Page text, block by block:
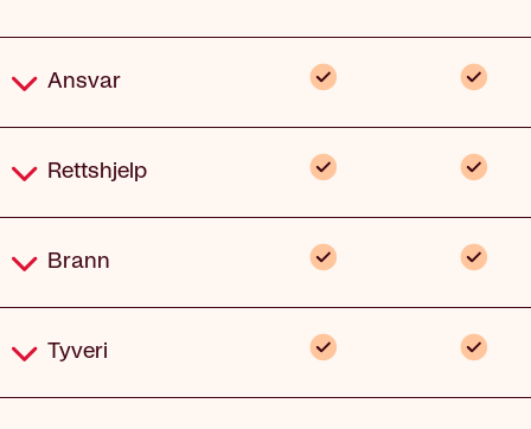
Ansvar Inkludert
Rettshjelp Inkludert
Brann Inkludert
Tyveri Inkludert